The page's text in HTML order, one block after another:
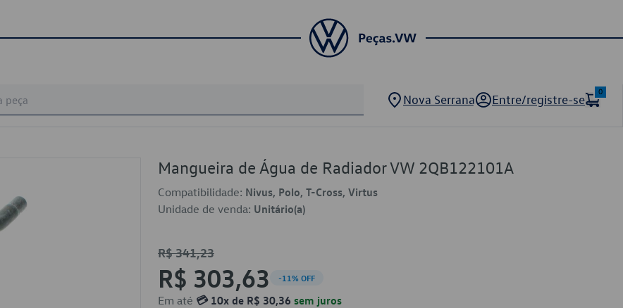
Nova Serrana Entre/registre-se
0
Mangueira de Água de Radiador VW 2QB122101A
Compatibilidade: Nivus, Polo, T-Cross, Virtus
Unidade de venda: Unitário(a)
R$ 341,23
R$ 303,63 -11% OFF
Em até 💳 10x de R$ 30,36 sem juros